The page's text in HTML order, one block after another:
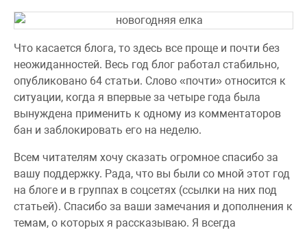
Что касается блога, то здесь все проще и почти без
неожиданностей. Весь год блог работал стабильно,
опубликовано 64 статьи. Слово «почти» относится к
ситуации, когда я впервые за четыре года была
вынуждена применить к одному из комментаторов
бан и заблокировать его на неделю.
Всем читателям хочу сказать огромное спасибо за
вашу поддержку. Рада, что вы были со мной этот год
на блоге и в группах в соцсетях (ссылки на них под
статьей). Спасибо за ваши замечания и дополнения к
темам, о которых я рассказываю. Я всегда